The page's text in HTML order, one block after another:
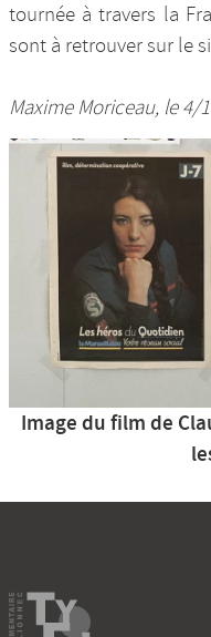
tournée à travers la
sont à retrouver sur le
Maxime Moriceau, le 4/
Image du film de